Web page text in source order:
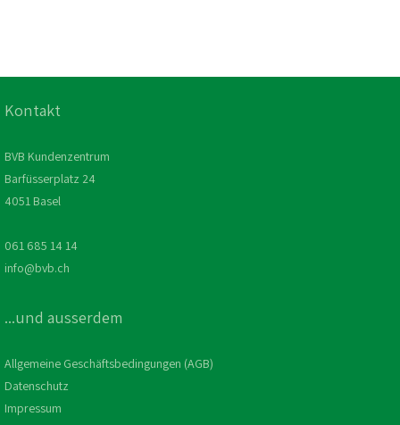
Kontakt
BVB Kundenzentrum
Barfüsserplatz 24
4051 Basel
061 685 14 14
info@bvb.ch
...und ausserdem
Allgemeine Geschäftsbedingungen (AGB)
Datenschutz
Impressum